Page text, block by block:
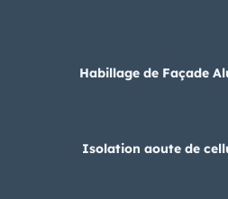
Habillage de Façade
Isolation aoute de